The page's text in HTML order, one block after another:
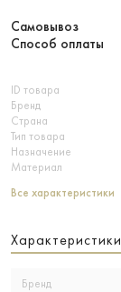
ID товара
Бренд
Страна
Тип товара
Назначение
Материал
Все характеристики
Самовывоз
Способ оплаты
Характеристики
Бренд